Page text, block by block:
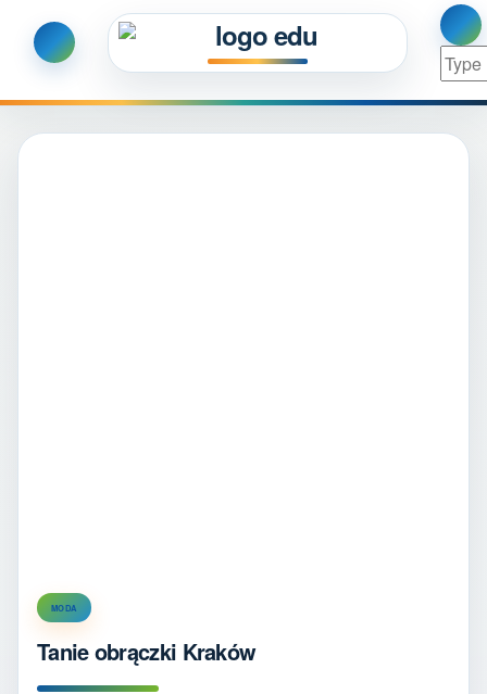
MODA
Tanie obrączki Kraków